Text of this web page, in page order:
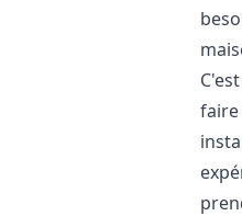
faire